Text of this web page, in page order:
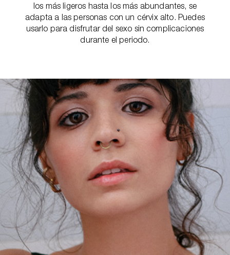
los más ligeros hasta los más abundantes, se
adapta a las personas con un cérvix alto. Puedes
usarlo para disfrutar del sexo sin complicaciones
durante el periodo.